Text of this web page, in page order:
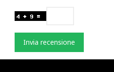
Invia recensione